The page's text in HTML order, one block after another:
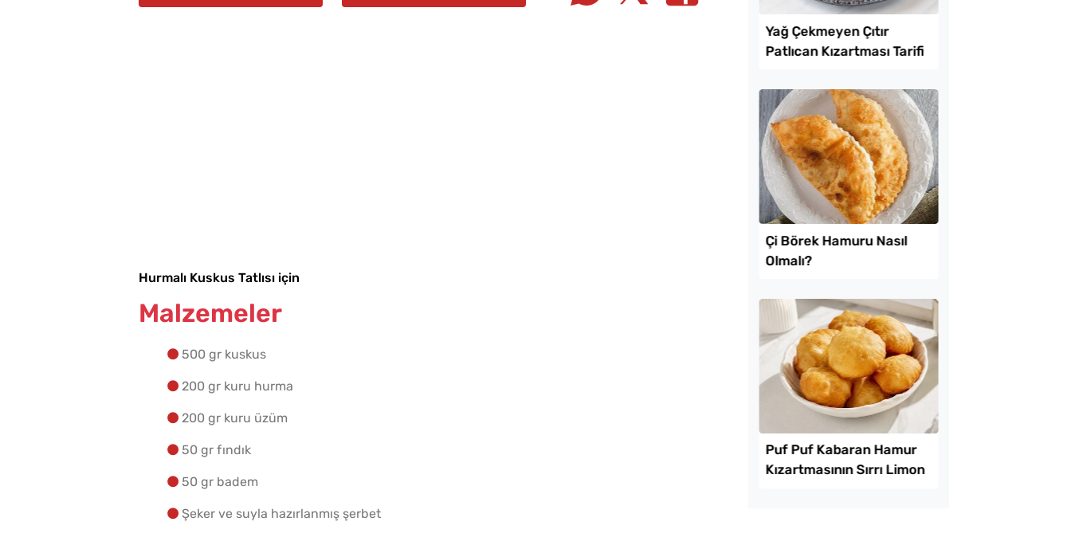
Hilesi
Çatlamayan İçli Köfte
Peynirli Poğaça Tarifi
Tarifi
Patlıcan Kızartması
Hurmalı Kuskus Tatlısı için
Malzemeler
500 gr kuskus
200 gr kuru hurma
200 gr kuru üzüm
50 gr fındık
50 gr badem
Şeker ve suyla hazırlanmış şerbet